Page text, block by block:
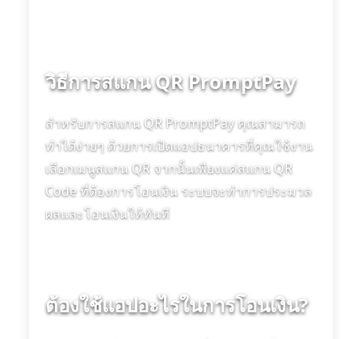
วิธีการสแกน QR PromptPay
สำหรับการสแกน QR PromptPay คุณสามารถ
ทำได้ง่ายๆ ด้วยการเปิดแอปธนาคารที่คุณใช้งาน
เลือกเมนูสแกน QR จากนั้นเพียงแค่สแกน QR
Code ที่ต้องการโอนเงิน ระบบจะทำการประมวล
ผลและโอนเงินให้ทันที
ต้องใช้แอปอะไรในการโอนเงิน?